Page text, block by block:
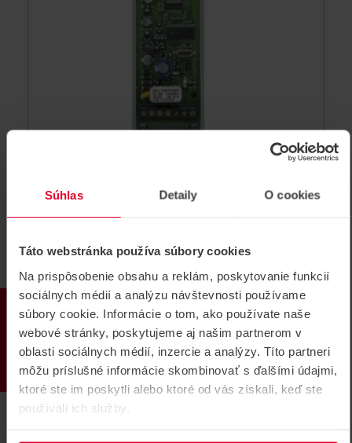
Súhlas Detaily O cookies
Táto webstránka používa súbory cookies
Na prispôsobenie obsahu a reklám, poskytovanie funkcií
sociálnych médií a analýzu návštevnosti používame
súbory cookie. Informácie o tom, ako používate naše
webové stránky, poskytujeme aj našim partnerom v
oblasti sociálnych médií, inzercie a analýzy. Títo partneri
môžu príslušné informácie skombinovať s ďalšími údajmi,
ktoré ste im poskytli alebo ktoré od vás získali, keď ste
používali ich služby.
PRODUKTY
PARADOX 2WPGM-868 bezdrôtový
Bezdrôtový rozširujúci modul PGM , 1xPGM výstup
NO/NC 5A
2WPGM-868